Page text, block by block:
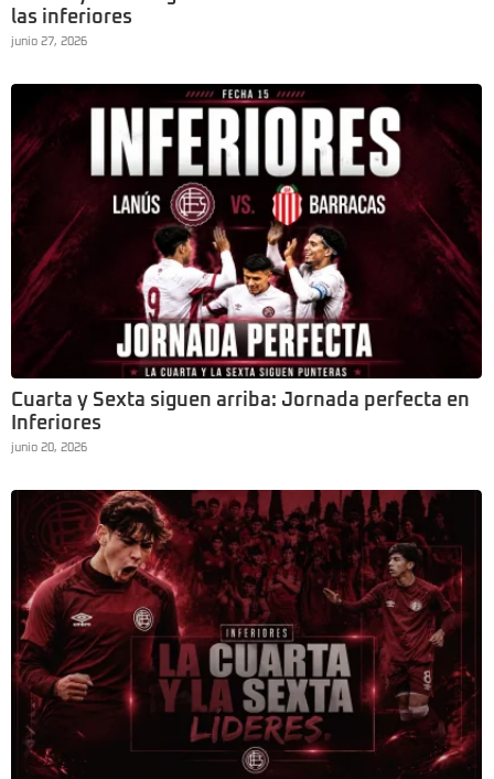
las inferiores
junio 27, 2026
Cuarta y Sexta siguen arriba: Jornada perfecta en
Inferiores
junio 20, 2026